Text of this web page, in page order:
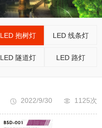
LED 抱树灯 LED 线条灯
LED 隧道灯 LED 路灯
2022/9/30 1125次